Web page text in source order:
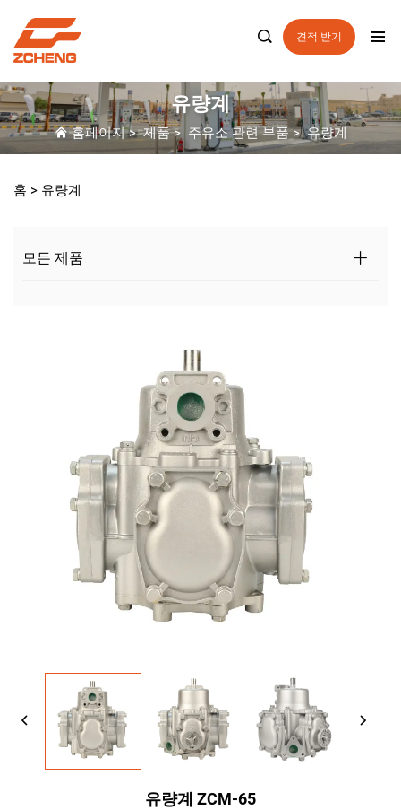
 견적 받기
유량계
홈페이지>제품> 주유소 관련 부품>유량계
홈 > 유량계
모든 제품
유량계 ZCM-65